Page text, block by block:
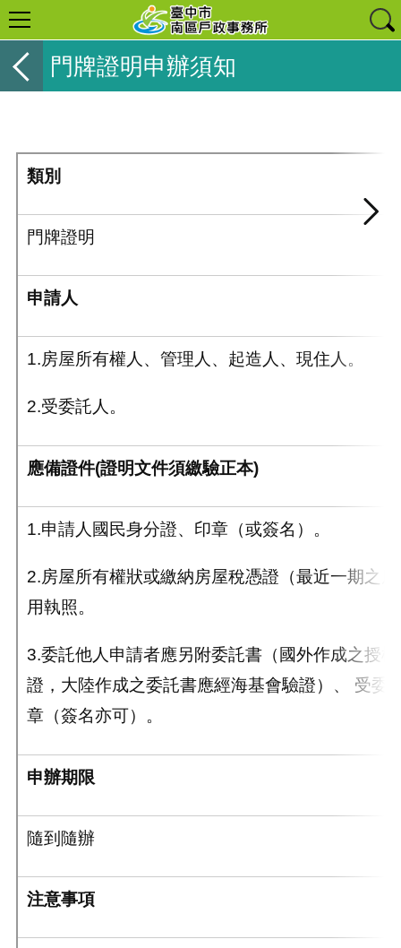
門牌證明申辦須知
類別
門牌證明
申請人
1.房屋所有權人、管理人、起造人、現住人。
2.受委託人。
應備證件(證明文件須繳驗正本)
1.申請人國民身分證、印章（或簽名）。
2.房屋所有權狀或繳納房屋稅憑證（最近一期之
用執照。
3.委託他人申請者應另附委託書（國外作成之授
證，大陸作成之委託書應經海基會驗證）、 受委
章（簽名亦可）。
申辦期限
隨到隨辦
注意事項